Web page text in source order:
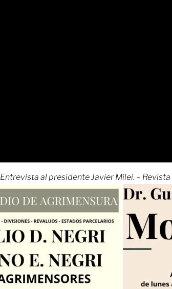
Entrevista al presidente Javier Milei. –